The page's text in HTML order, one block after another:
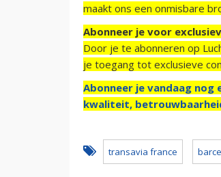
maakt ons een onmisbare
Abonneer je voor
Door je te abonneren op
je toegang tot exclusieve
Abonneer je vandaag nog
kwaliteit,
transavia france